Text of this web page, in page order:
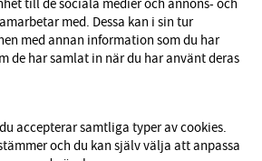
du ta del av nyheter och
andra. Registrera dig här nedan.
Skicka
till de sociala medier och annons- och
med. Dessa kan i sin tur
med annan information som du har
de har samlat in när du har använt deras
accepterar samtliga typer av cookies.
och du kan själv välja att anpassa